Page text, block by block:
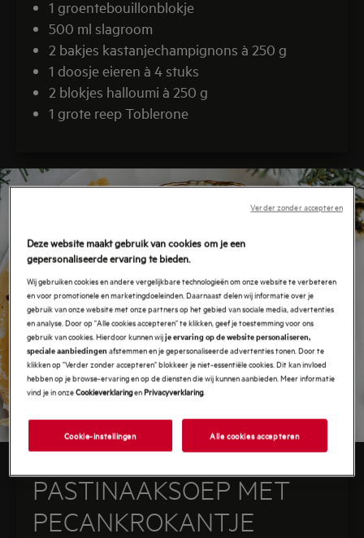
1 groentebouillonblokje
500 ml slagroom
2 bakjes kastanjechampignons à 250 g
1 doosje eieren à 4 stuks
2 blokjes halloumi à 250 g
1 grote reep Toblerone
GEPOFTE KNOFLOOK-
PASTINAAKSOEP MET
PECANKROKANTJE
Deze website maakt gebruik van cookies om je een
gepersonaliseerde ervaring te bieden.
Wij gebruiken cookies en andere vergelijkbare technologieën om onze website te verbeteren
en voor promotionele en marketingdoeleinden. Daarnaast delen wij informatie over je
gebruik van onze website met onze partners op het gebied van sociale media, advertenties
en analyse. Door op "Alle cookies accepteren" te klikken, geef je toestemming voor ons
gebruik van cookies. Hierdoor kunnen wijje ervaring op de website personaliseren,
speciale aanbiedingen afstemmen en je gepersonaliseerde advertenties tonen. Door te
klikken op "Verder zonder accepteren" blokkeer je niet-essentiële cookies. Dit kan invloed
hebben op je browse-ervaring en op de diensten die wij kunnen aanbieden. Meer informatie
vind je in onzeCookieverklaringenPrivacyverklaring.
Cookie-instellingen Alle cookies accepteren
Verder zonder accepteren